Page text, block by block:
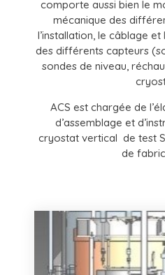
comporte aussi bien le
mécanique des
l’installation, le câblage
des différents capteurs
sondes de niveau,
ACS est chargée de
d’assemblage et
cryostat vertical de test
de